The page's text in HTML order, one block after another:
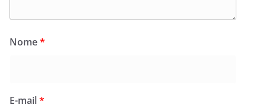
Nome*
E-mail*